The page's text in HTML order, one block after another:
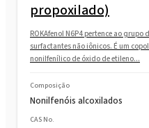
propoxilado)
ROKAfenol N6P4 pertence ao grupo
surfactantes não iônicos. É um
nonilfenílico de óxido de etileno...
Composição
Nonilfenóis alcoxilados
CAS No.